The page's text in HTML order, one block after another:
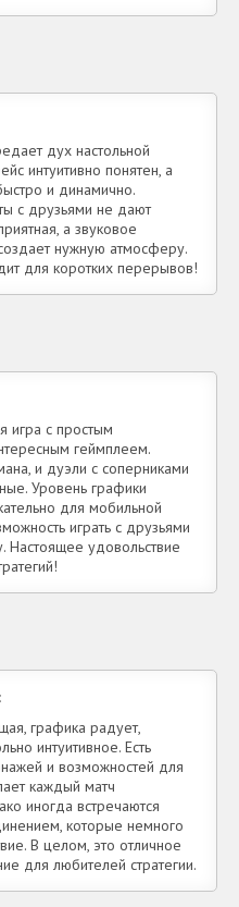
дух настольной
интуитивно понятен, а
и динамично.
с друзьями не дают
а звуковое
нужную атмосферу.
для коротких перерывов!
игра с простым
геймплеем.
и дуэли с соперниками
Уровень графики
для мобильной
играть с друзьями
Настоящее удовольствие
графика радует,
интуитивное. Есть
и возможностей для
каждый матч
иногда встречаются
которые немного
В целом, это отличное
для любителей стратегии.